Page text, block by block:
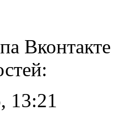
Вконтакте
13:21